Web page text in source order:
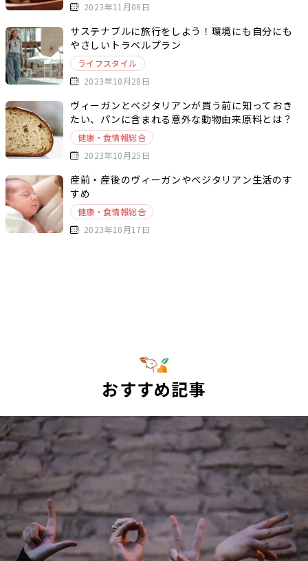
2023年11月06日
サステナブルに旅行をしよう！環境にも自分にも
やさしいトラベルプラン
ライフスタイル
2023年10月28日
ヴィーガンとベジタリアンが買う前に知っておき
たい、パンに含まれる意外な動物由来原料とは？
健康・食情報総合
2023年10月25日
産前・産後のヴィーガンやベジタリアン生活のす
すめ
健康・食情報総合
2023年10月17日
おすすめ記事